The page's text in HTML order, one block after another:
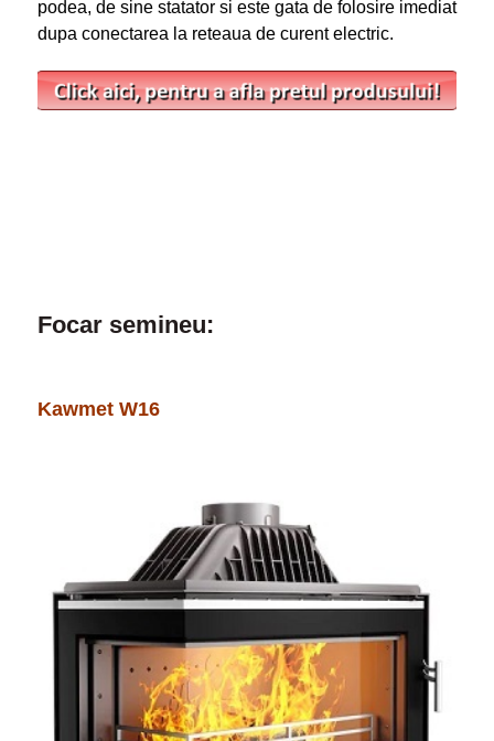
podea, de sine statator si este gata de folosire imediat
dupa conectarea la reteaua de curent electric.
Focar semineu:
Kawmet W16